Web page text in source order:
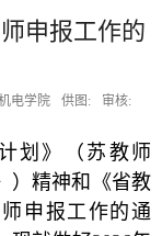
申报工作的
电学院 供图: 审核:
划》（苏教师
）精神和《省教
申报工作的通